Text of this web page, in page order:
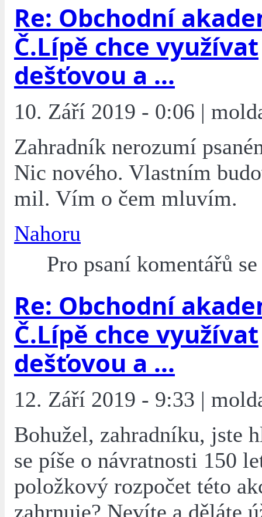
Re: Obchodní
Č.Lípě chce využívat
dešťovou a ...
10. Září 2019 - 0:06 |
Zahradník nerozumí
Nic nového. Vlastním
mil. Vím o čem mluvím.
Nahoru
Pro psaní komentářů
Re: Obchodní
Č.Lípě chce využívat
dešťovou a ...
12. Září 2019 - 9:33 |
Bohužel, zahradníku, jste
se píše o návratnosti 150
položkový rozpočet této
zahrnuje? Nevíte a děláte